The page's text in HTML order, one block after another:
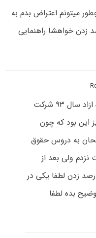
ﻣﯿﺘﻮﻧﻢ ﺍﻋﺘﺮﺍﺽ ﺑﺪﻡ ﺑﻪ
ﻧﺰﺩﻡ ﺩﺭﺻﺪ ﺯﺩﻥ ﺧﻮﺍﻫﺸﺎ ﺭﺍﻫﻨﻤﺎﯾﯽ
بنده در کارشناسی ارشد دانشگاه ازاد سال ۹۳ شرکت
این بود که چون
به دروس حقوق
ولی بعد از
زدن لطفا یکی در
بده لطفا